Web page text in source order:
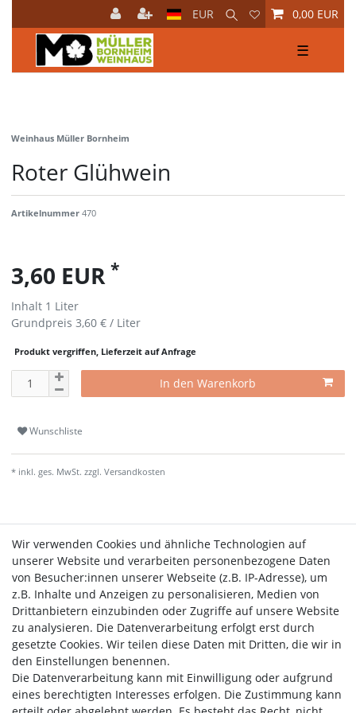
EUR 0,00 EUR
☰
Weinhaus Müller Bornheim
Roter Glühwein
Artikelnummer 470
3,60 EUR *
Inhalt 1 Liter
Grundpreis 3,60 € / Liter
Produkt vergriffen, Lieferzeit auf Anfrage
In den Warenkorb
Wunschliste
* inkl. ges. MwSt. zzgl. Versandkosten
Beschreibung Weitere Details
Roter trinkfertiger Dornfelder Glühwein nur warm machen
und Ihren Glühwein geniessen
Lieferzeit etwa 1 bis 3 Werktage
Wir verwenden Cookies und ähnliche Technologien auf
unserer Website und verarbeiten personenbezogene Daten
von Besucher:innen unserer Webseite (z.B. IP-Adresse), um
z.B. Inhalte und Anzeigen zu personalisieren, Medien von
Drittanbietern einzubinden oder Zugriffe auf unsere Website
zu analysieren. Die Datenverarbeitung erfolgt erst durch
gesetzte Cookies. Wir teilen diese Daten mit Dritten, die wir in
den Einstellungen benennen.
Die Datenverarbeitung kann mit Einwilligung oder aufgrund
eines berechtigten Interesses erfolgen. Die Zustimmung kann